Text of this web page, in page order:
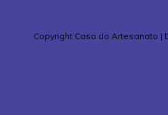
Copyright Casa do Artesanato |